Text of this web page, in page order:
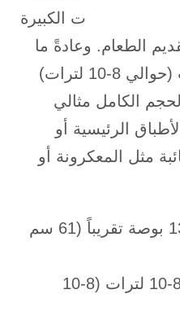
ت الكبيرة
الطعام. وعادةً ما
يتسع من 8 إلى 10 لترات (حوالي 8-10 لترات)
الكامل مثالي
الرئيسية أو
مثل المعكرونة أو
: 24 بوصة × 13 بوصة تقريباً (61 سم
:: 8-10 لترات (8-10